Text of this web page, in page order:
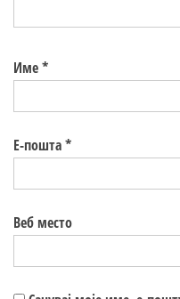
Име*
Е-пошта*
Веб место